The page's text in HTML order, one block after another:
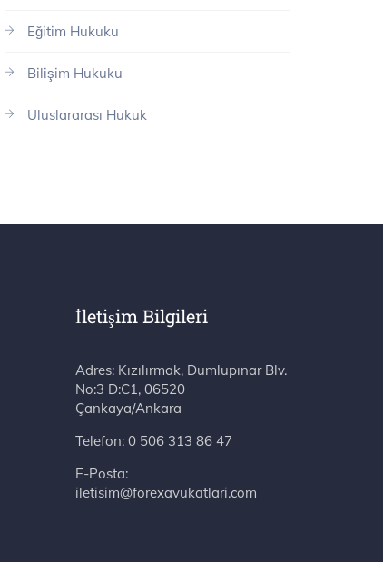
Eğitim Hukuku
Bilişim Hukuku
Uluslararası Hukuk
İletişim Bilgileri
Adres: Kızılırmak, Dumlupınar Blv. No:3 D:C1, 06520 Çankaya/Ankara
Telefon:0 506 313 86 47
E-Posta:
iletisim@forexavukatlari.com